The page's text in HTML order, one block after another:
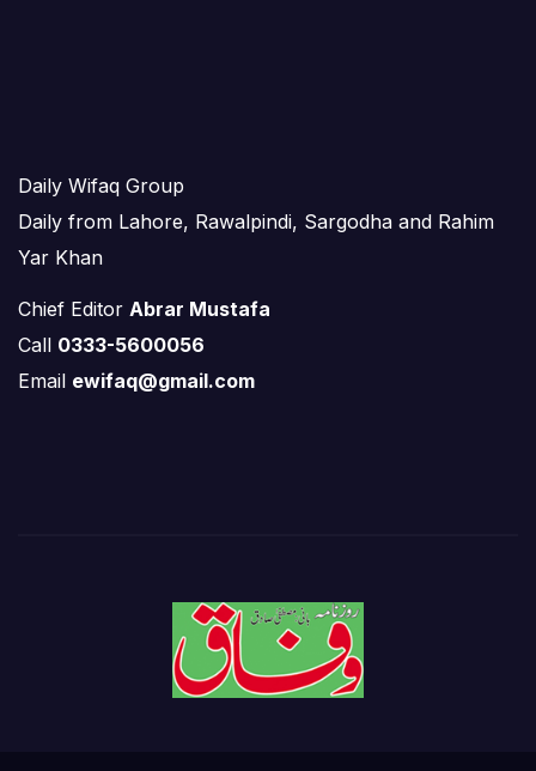
Daily Wifaq Group
Daily from Lahore, Rawalpindi, Sargodha and Rahim
Yar Khan
Chief Editor Abrar Mustafa
Call 0333-5600056
Email ewifaq@gmail.com